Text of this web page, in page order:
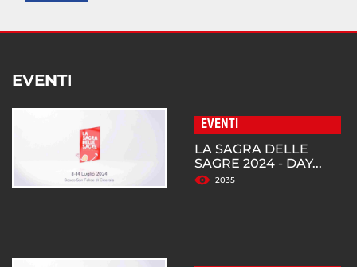
EVENTI
EVENTI
LA SAGRA DELLE
SAGRE 2024 - DAY...
2035